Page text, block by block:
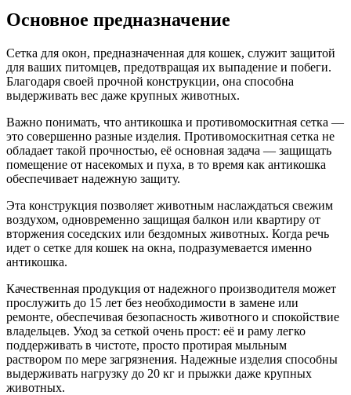
Основное предназначение
Сетка для окон, предназначенная для кошек, служит защитой
для ваших питомцев, предотвращая их выпадение и побеги.
Благодаря своей прочной конструкции, она способна
выдерживать вес даже крупных животных.
Важно понимать, что антикошка и противомоскитная сетка —
это совершенно разные изделия. Противомоскитная сетка не
обладает такой прочностью, её основная задача — защищать
помещение от насекомых и пуха, в то время как антикошка
обеспечивает надежную защиту.
Эта конструкция позволяет животным наслаждаться свежим
воздухом, одновременно защищая балкон или квартиру от
вторжения соседских или бездомных животных. Когда речь
идет о сетке для кошек на окна, подразумевается именно
антикошка.
Качественная продукция от надежного производителя может
прослужить до 15 лет без необходимости в замене или
ремонте, обеспечивая безопасность животного и спокойствие
владельцев. Уход за сеткой очень прост: её и раму легко
поддерживать в чистоте, просто протирая мыльным
раствором по мере загрязнения. Надежные изделия способны
выдерживать нагрузку до 20 кг и прыжки даже крупных
животных.